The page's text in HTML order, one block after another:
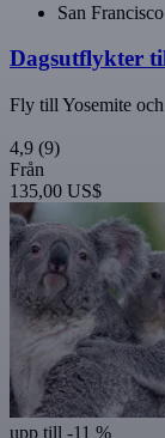
San Francisco
Dagsutflykter
Fly till Yosemite
4,9 (9)
Från
135,00 US$
upp till -11 %